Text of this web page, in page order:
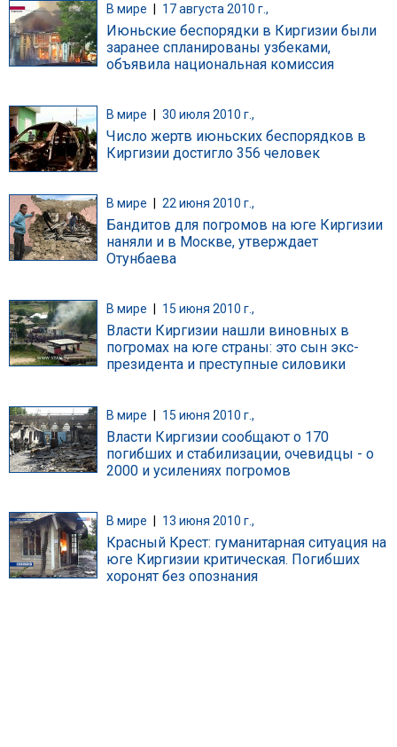
В мире | 17 августа 2010 г.,
Июньские беспорядки в Киргизии были
заранее спланированы узбеками,
объявила национальная комиссия
В мире 30 июля 2010 г.,
Число жертв июньских беспорядков в
Киргизии достигло 356 человек
В мире 22 июня 2010 г.,
Бандитов для погромов на юге Киргизии
наняли и в Москве, утверждает
Отунбаева
В мире 15 июня 2010 г.,
Власти Киргизии нашли виновных в
погромах на юге страны: это сын экс-
президента и преступные силовики
В мире | 15 июня 2010 г.,
Власти Киргизии сообщают о 170
погибших и стабилизации, очевидцы - о
2000 и усилениях погромов
В мире 13 июня 2010 г.,
Красный Крест: гуманитарная ситуация на
юге Киргизии критическая. Погибших
хоронят без опознания